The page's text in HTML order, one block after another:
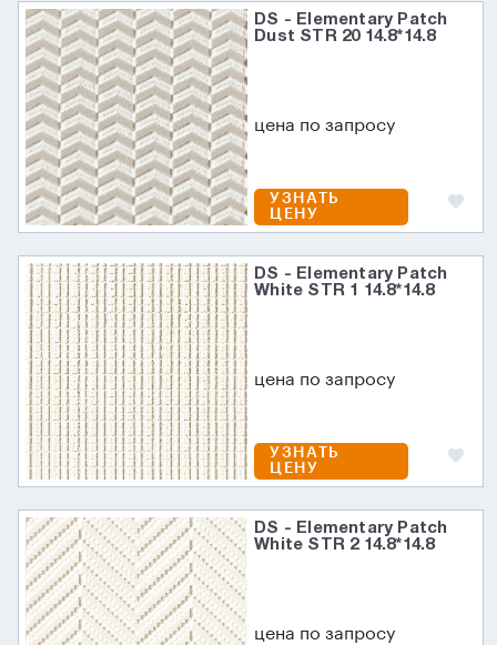
DS - Elementary Patch
Dust STR 20 14.8*14.8
цена по запросу
УЗНАТЬ
ЦЕНУ
DS - Elementary Patch
White STR 1 14.8*14.8
цена по запросу
УЗНАТЬ
ЦЕНУ
DS - Elementary Patch
White STR 2 14.8*14.8
цена по запросу